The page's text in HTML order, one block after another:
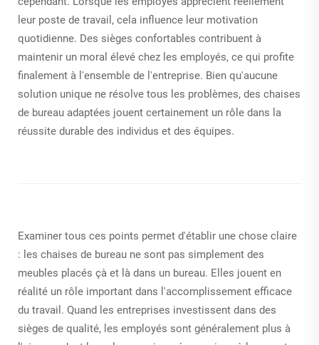
leur poste de travail, cela influence leur motivation
quotidienne. Des sièges confortables contribuent à
maintenir un moral élevé chez les employés, ce qui profite
finalement à l'ensemble de l'entreprise. Bien qu'aucune
solution unique ne résolve tous les problèmes, des chaises
de bureau adaptées jouent certainement un rôle dans la
réussite durable des individus et des équipes.
Examiner tous ces points permet d'établir une chose claire
: les chaises de bureau ne sont pas simplement des
meubles placés çà et là dans un bureau. Elles jouent en
réalité un rôle important dans l'accomplissement efficace
du travail. Quand les entreprises investissent dans des
sièges de qualité, les employés sont généralement plus à